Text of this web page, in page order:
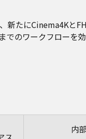
新たにCinema4Kと
でのワークフローを
内